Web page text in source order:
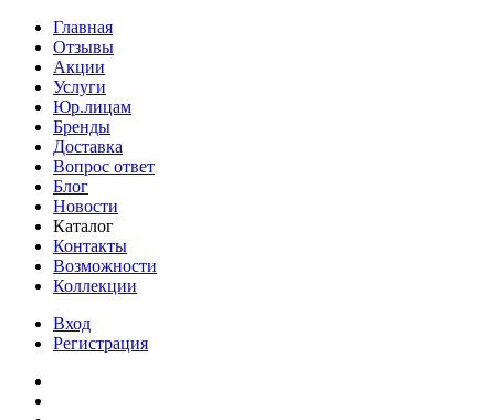
Главная
Отзывы
Акции
Услуги
Юр.лицам
Бренды
Доставка
Вопрос ответ
Блог
Новости
Каталог
Контакты
Возможности
Коллекции
Вход
Регистрация